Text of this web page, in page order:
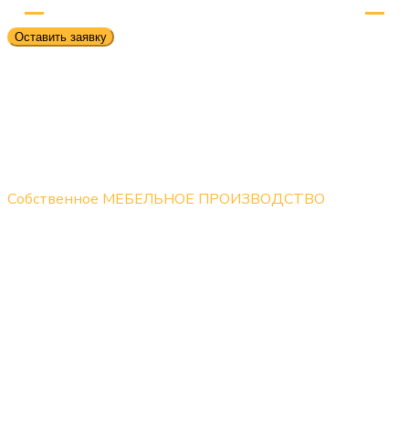
Оставить заявку
Собственное МЕБЕЛЬНОЕ ПРОИЗВОДСТВО